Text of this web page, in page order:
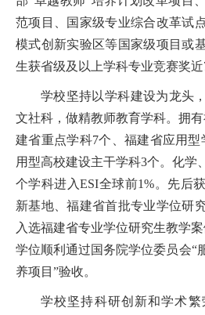
范项目、国家级专业综合改革试
模式创新实验区等国家级项目或
生获省级及以上学科专业竞赛奖近
学校坚持以学科建设为龙头
文社科，做精教师教育学科。拥
建省重点学科7个、福建省应用
用型高校建设主干学科3个。化学
个学科进入ESI全球前1%。 先后
新基地、福建省首批专业学位研
入选福建省专业学位研究生教学
学位顺利通过国务院学位委员会“
养项目”验收。
学校坚持科研创新和学术繁